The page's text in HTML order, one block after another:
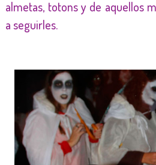
almetas, totons y de aquellos
a seguirles.